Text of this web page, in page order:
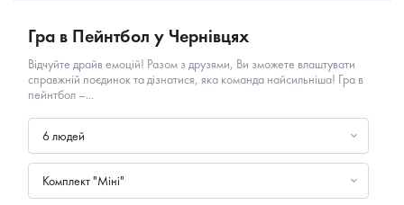
Гра в Пейнтбол у Чернівцях
Відчуйте драйв емоцій! Разом з друзями, Ви зможете влаштувати
справжній поєдинок та дізнатися, яка команда найсильніша! Гра в
пейнтбол –...
6 людей
Комплект "Міні"